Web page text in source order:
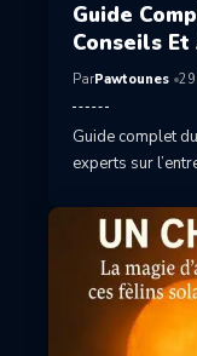
Guide
Conseils Et
ParPawtounes 29
Guide complet
experts sur